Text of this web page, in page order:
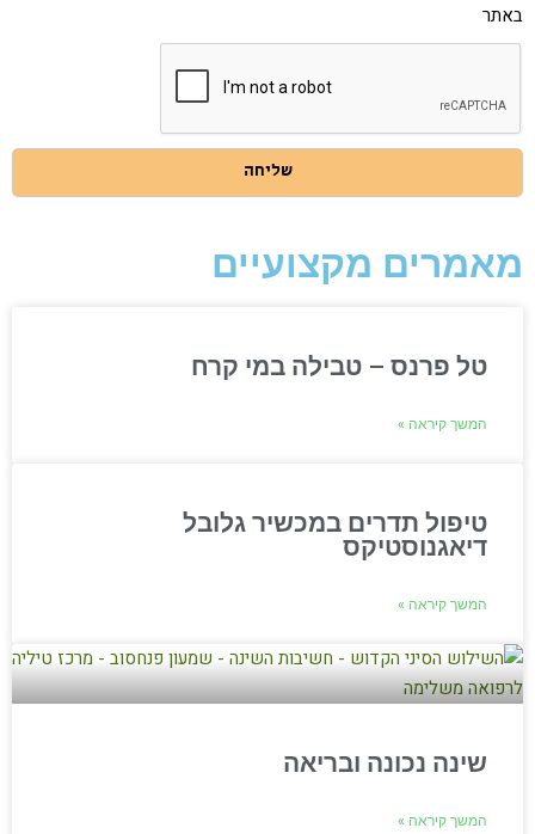
הפרטים
שמסרתי
באתר
באתר
שליחה
מאמרים מקצועיים
טל פרנס – טבילה במי קרח
המשך קיראה »
טיפול תדרים במכשיר גלובל
דיאגנוסטיקס
המשך קיראה »
שינה נכונה ובריאה
המשך קיראה »